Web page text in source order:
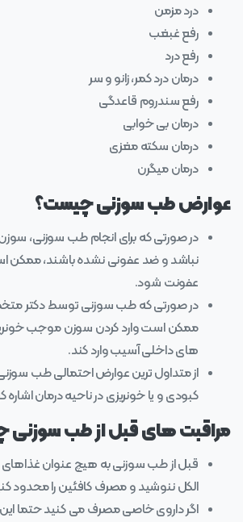
درد مزمن
رفع غبغب
رفع درد
درمان درد کمر، زانو و سر
رفع سندروم قاعدگی
درمان بی خوابی
درمان سکته مغزی
درمان میگرن
عوارض طب سوزنی چیست؟
در صورتی که برای انجام طب سوزنی،
نباشد و ضد عفونی نشده باشند، ممکن
عفونت شود.
در صورتی که طب سوزنی توسط دکتر
ممکن است وارد کردن سوزن موجب
های داخلی آسیب وارد کند.
از متداول ترین عوارض احتمالی طب
کبودی و یا خونریزی در ناحیه درمان اشاره
مراقبت‌ های قبل از طب
قبل از طب سوزنی به هیچ عنوان
الکل ننوشید و مصرف کافئین را محدود
اگر داروی خاصی مصرف می‌ کنید حتما